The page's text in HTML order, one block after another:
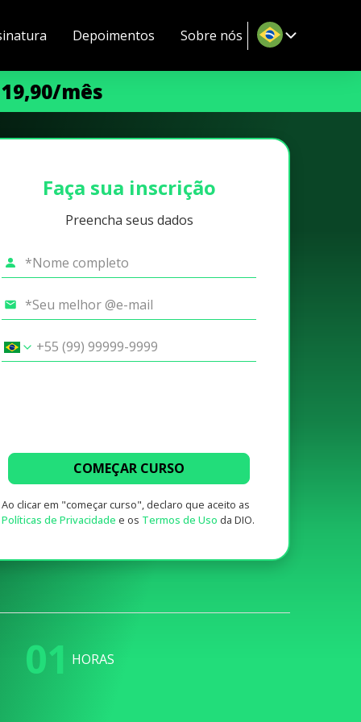
Depoimentos Sobre nós
mês
Faça sua inscrição
Preencha seus dados
COMEÇAR CURSO
Ao clicar em "começar curso", declaro que aceito as
Políticas de Privacidade e os Termos de Uso da DIO.
01 HORAS